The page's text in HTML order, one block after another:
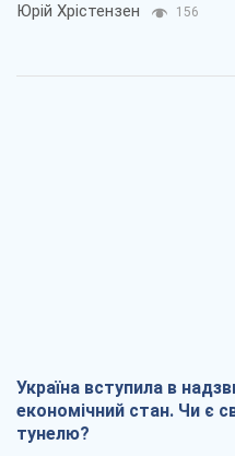
Юрій Хрістензен 156
Україна вступила в
економічний стан. Чи є
тунелю?